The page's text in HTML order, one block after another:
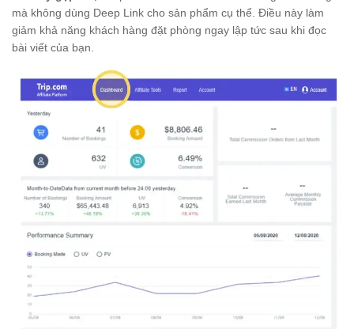
mà không dùng Deep Link cho sản phẩm cụ thể. Điều này làm
giảm khả năng khách hàng đặt phòng ngay lập tức sau khi đọc
bài viết của bạn.